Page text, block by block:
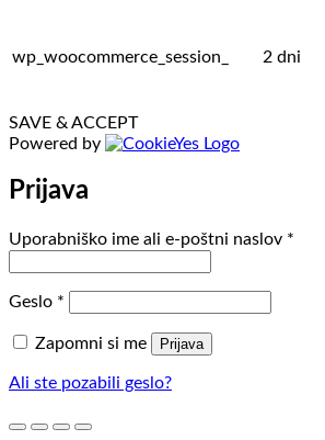
wp_woocommerce_session_ 2 dni
SAVE & ACCEPT
Powered by
Prijava
Uporabniško ime ali e-poštni naslov *
Geslo *
Zapomni si me Prijava
Ali ste pozabili geslo?